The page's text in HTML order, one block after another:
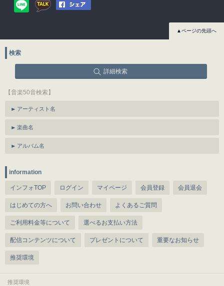
▲ページの先頭へ
検索
詳細検索
【音楽50音検索】
アーティスト名
楽曲名
アルバム名
information
インフォTOP ログイン マイページ 会員登録 会員退会
はじめての方へ お問い合わせ よくあるご質問
ご利用料金等について 選べるお支払い方法
配信コンテンツについて プレゼントについて 重要なお知らせ
推奨環境
推奨環境